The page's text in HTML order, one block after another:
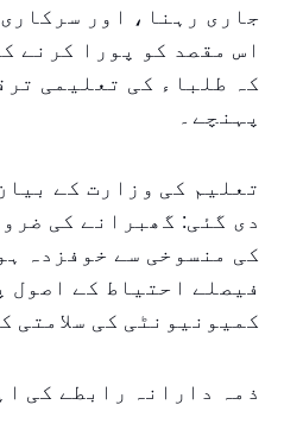
جاری رہنا، اور
اس مقصد کو پورا کرنے
کہ طلباء کی تعلیمی
پہنچے۔
تعلیم کی وزارت کے
دی گئی: گھبرانے کی
کی منسوخی سے خوفزدہ
فیصلے احتیاط کے اصول
کمیونیونٹی کی سلامتی
ذمہ دارانہ رابطے کی